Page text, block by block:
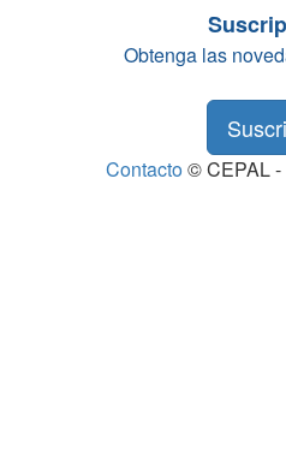
Obtenga las
Contacto© CEPAL -